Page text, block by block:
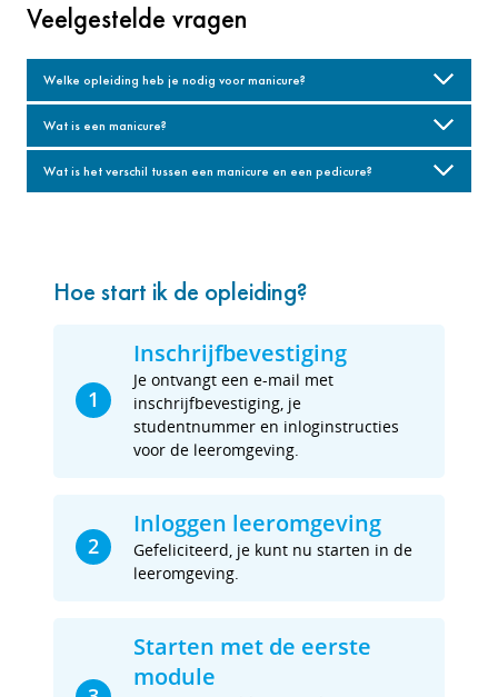
Veelgestelde vragen
Welke opleiding heb je nodig voor manicure?
Wat is een manicure?
Wat is het verschil tussen een manicure en een pedicure?
Hoe start ik de opleiding?
1
Inschrijfbevestiging
Je ontvangt een e-mail met
inschrijfbevestiging, je
studentnummer en inloginstructies
voor de leeromgeving.
2
Inloggen leeromgeving
Gefeliciteerd, je kunt nu starten in de
leeromgeving.
Starten met de eerste
module